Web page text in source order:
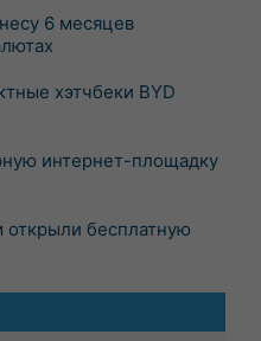
6 месяцев
хэтчбеки BYD
интернет-площадку
бесплатную